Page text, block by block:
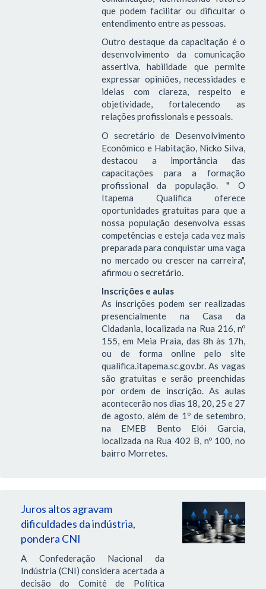
que podem facilitar ou dificultar o
entendimento entre as pessoas.
Outro destaque da capacitação é o
desenvolvimento da comunicação
assertiva, habilidade que permite
expressar opiniões, necessidades e
ideias com clareza, respeito e
objetividade, fortalecendo as
relações profissionais e pessoais.
O secretário de Desenvolvimento
Econômico e Habitação, Nicko Silva,
destacou a importância das
capacitações para a formação
profissional da população. " O
Itapema Qualifica oferece
oportunidades gratuitas para que a
nossa população desenvolva essas
competências e esteja cada vez mais
preparada para conquistar uma vaga
no mercado ou crescer na carreira",
afirmou o secretário.
Inscrições e aulas
As inscrições podem ser realizadas
presencialmente na Casa da
Cidadania, localizada na Rua 216, nº
155, em Meia Praia, das 8h às 17h,
ou de forma online pelo site
qualifica.itapema.sc.gov.br. As vagas
são gratuitas e serão preenchidas
por ordem de inscrição. As aulas
acontecerão nos dias 18, 20, 25 e 27
de agosto, além de 1º de setembro,
na EMEB Bento Elói Garcia,
localizada na Rua 402 B, nº 100, no
bairro Morretes.
Juros altos agravam
dificuldades da indústria,
pondera CNI
A Confederação Nacional da
Indústria (CNI) considera acertada a
decisão do Comitê de Política